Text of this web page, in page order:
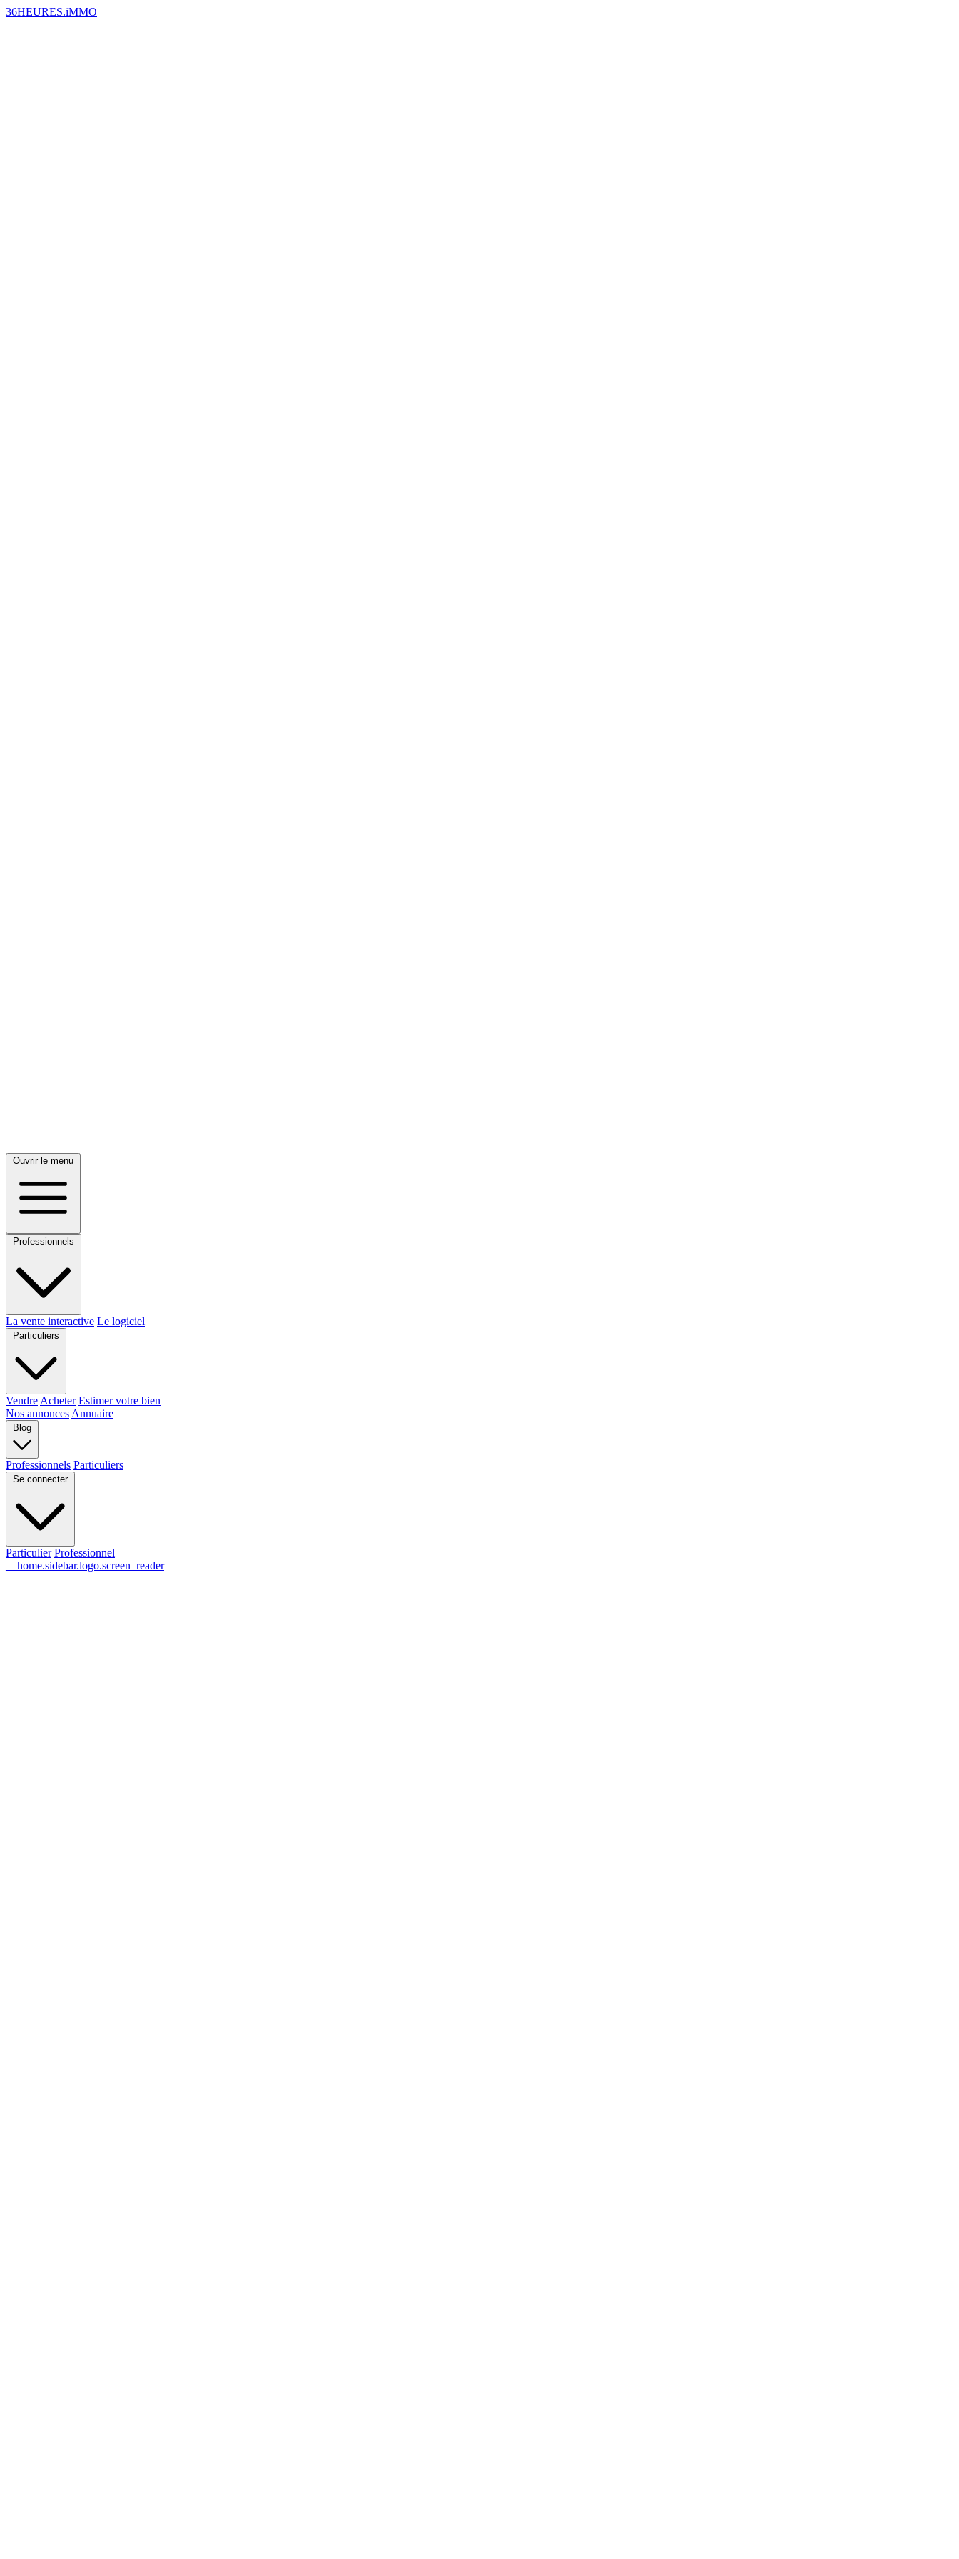
36HEURES.iMMO
Ouvrir le menu
Professionnels
La vente interactive Le logiciel
Particuliers
Vendre Acheter Estimer votre bien
Nos annonces Annuaire
Blog
Professionnels Particuliers
Se connecter
Particulier Professionnel
__home.sidebar.logo.screen_reader